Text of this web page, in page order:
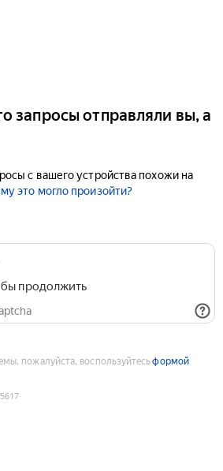
запросы отправляли вы, а
с вашего устройства похожи на
это могло произойти?
продолжить
пожалуйста, воспользуйтесьформой